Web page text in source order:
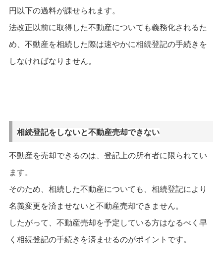
円以下の過料が課せられます。
法改正以前に取得した不動産についても義務化されるた
め、不動産を相続した際は速やかに相続登記の手続きを
しなければなりません。
相続登記をしないと不動産売却できない
不動産を売却できるのは、登記上の所有者に限られてい
ます。
そのため、相続した不動産についても、相続登記により
名義変更を済ませないと不動産売却できません。
したがって、不動産売却を予定している方はなるべく早
く相続登記の手続きを済ませるのがポイントです。